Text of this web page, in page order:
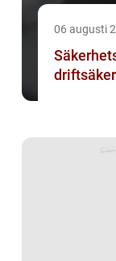
06 augusti
Säkerhetsbrytare